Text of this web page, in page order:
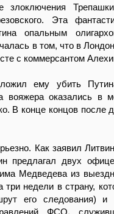
Эта
опальным
в том, что в
с коммерсантом
ему убить
вояжера оказались в
В конце концов после
Как заявил
предлагал двух
Медведева из
недели в страну,
его следования)
ФСО,